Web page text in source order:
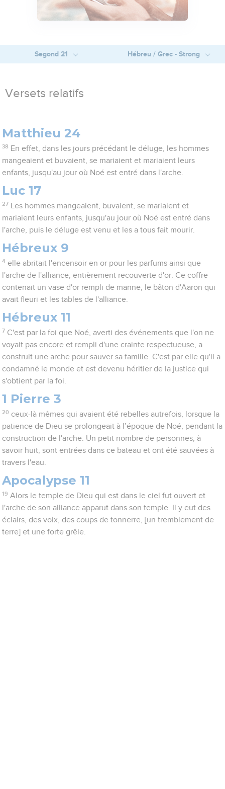
Segond 21 Hébreu / Grec - Strong
Versets relatifs
Matthieu 24
38 En effet, dans les jours précédant le déluge, les hommes
mangeaient et buvaient, se mariaient et mariaient leurs
enfants, jusqu'au jour où Noé est entré dans l'arche.
Luc 17
27
Les hommes mangeaient, buvaient, se mariaient et
mariaient leurs enfants, jusqu'au jour où Noé est entré dans
l'arche, puis le déluge est venu et les a tous fait mourir.
Hébreux 9
4 elle abritait l'encensoir en or pour les parfums ainsi que
l'arche de l'alliance, entièrement recouverte d'or. Ce coffre
contenait un vase d'or rempli de manne, le bâton d'Aaron qui
avait fleuri et les tables de l'alliance.
Hébreux 11
7 C'est par la foi que Noé, averti des événements que l'on ne
voyait pas encore et rempli d'une crainte respectueuse, a
construit une arche pour sauver sa famille. C'est par elle qu'il a
condamné le monde et est devenu héritier de la justice qui
s'obtient par la foi.
1 Pierre 3
20 ceux-là mêmes qui avaient été rebelles autrefois, lorsque la
patience de Dieu se prolongeait à l’époque de Noé, pendant la
construction de l'arche. Un petit nombre de personnes, à
savoir huit, sont entrées dans ce bateau et ont été sauvées à
travers l'eau.
Apocalypse 11
19 Alors le temple de Dieu qui est dans le ciel fut ouvert et
l'arche de son alliance apparut dans son temple. Il y eut des
éclairs, des voix, des coups de tonnerre, [un tremblement de
terre] et une forte grêle.